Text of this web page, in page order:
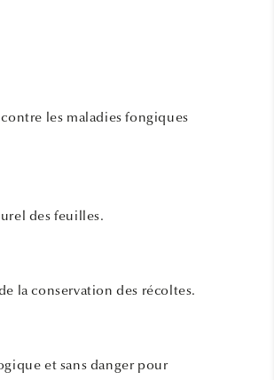
les maladies fongiques
des feuilles.
la conservation des récoltes.
et sans danger pour